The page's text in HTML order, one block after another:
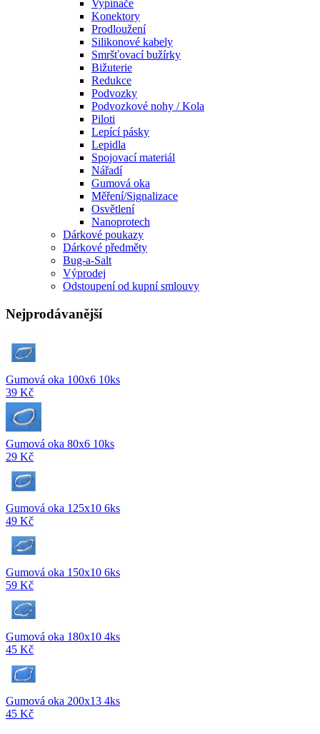
Vypínače
Konektory
Prodloužení
Silikonové kabely
Smršťovací bužírky
Bižuterie
Redukce
Podvozky
Podvozkové nohy / Kola
Piloti
Lepící pásky
Lepidla
Spojovací materiál
Nářadí
Gumová oka
Měření/Signalizace
Osvětlení
Nanoprotech
Dárkové poukazy
Dárkové předměty
Bug-a-Salt
Výprodej
Odstoupení od kupní smlouvy
Nejprodávanější
Gumová oka 100x6 10ks
39 Kč
Gumová oka 80x6 10ks
29 Kč
Gumová oka 125x10 6ks
49 Kč
Gumová oka 150x10 6ks
59 Kč
Gumová oka 180x10 4ks
45 Kč
Gumová oka 200x13 4ks
45 Kč